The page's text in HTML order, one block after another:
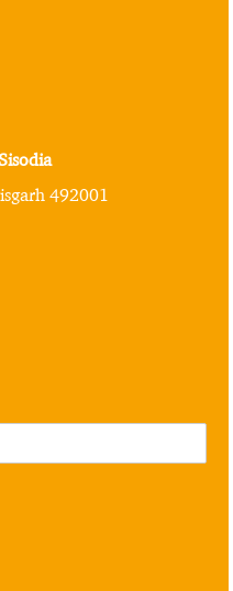
492001